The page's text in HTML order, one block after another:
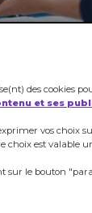
plus
des cookies
et ses
vos choix
choix est valable
le bouton